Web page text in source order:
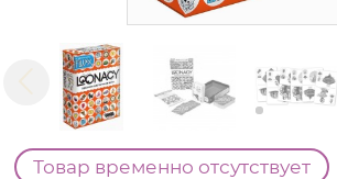
Товар временно отсутствует